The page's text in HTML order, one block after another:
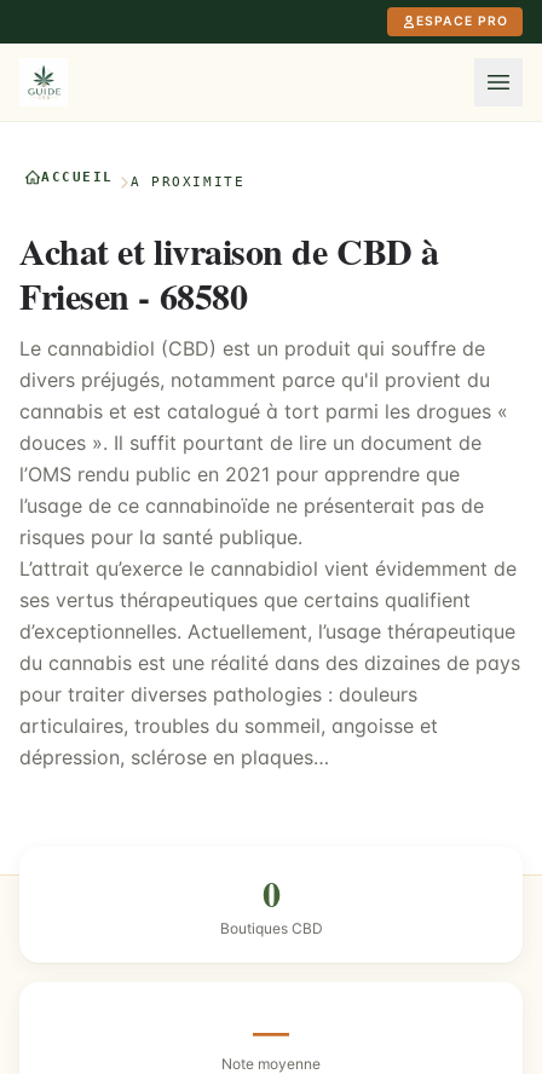
ESPACE PRO
ACCUEIL À PROXIMITÉ
Achat et livraison de CBD à
Friesen - 68580
Le cannabidiol (CBD) est un produit qui souffre de
divers préjugés, notamment parce qu'il provient du
cannabis et est catalogué à tort parmi les drogues «
douces ». Il suffit pourtant de lire un document de
l’OMS rendu public en 2021 pour apprendre que
l’usage de ce cannabinoïde ne présenterait pas de
risques pour la santé publique.
L’attrait qu’exerce le cannabidiol vient évidemment de
ses vertus thérapeutiques que certains qualifient
d’exceptionnelles. Actuellement, l’usage thérapeutique
du cannabis est une réalité dans des dizaines de pays
pour traiter diverses pathologies : douleurs
articulaires, troubles du sommeil, angoisse et
dépression, sclérose en plaques…
0
Boutiques CBD
—
Note moyenne